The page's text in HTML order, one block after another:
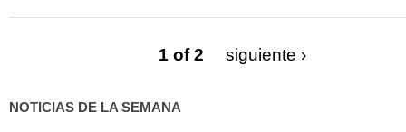
1 of 2 siguiente ›
NOTICIAS DE LA SEMANA